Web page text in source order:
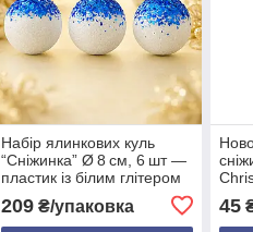
Набір ялинкових куль
“Сніжинка” Ø 8 см, 6 шт —
пластик із білим глітером
та блискітками, 6 кольорів
209₴/упаковка 45